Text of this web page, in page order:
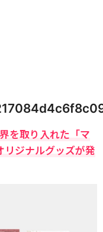
を取り入れた「マ
リジナルグッズが発